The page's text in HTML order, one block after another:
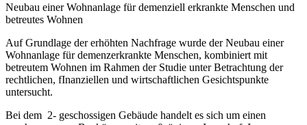
Neubau einer Wohnanlage für demenziell erkrankte Menschen und
betreutes Wohnen
Auf Grundlage der erhöhten Nachfrage wurde der Neubau einer
Wohnanlage für demenzerkrankte Menschen, kombiniert mit
betreutem Wohnen im Rahmen der Studie unter Betrachtung der
rechtlichen, fInanziellen und wirtschaftlichen Gesichtspunkte
untersucht.
Bei dem 2- geschossigen Gebäude handelt es sich um einen